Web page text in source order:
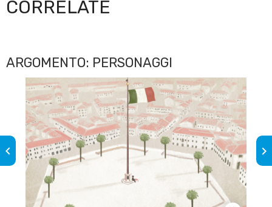
CORRELATE
ARGOMENTO: PERSONAGGI
keyboard_arrow_left keyboard_arrow_right